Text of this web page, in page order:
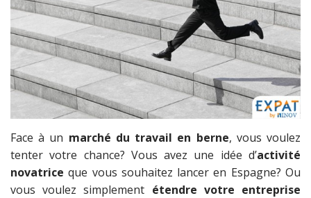
Face à un marché du travail en berne, vous voulez
tenter votre chance? Vous avez une idée d’activité
novatrice que vous souhaitez lancer en Espagne? Ou
vous voulez simplement étendre votre entreprise